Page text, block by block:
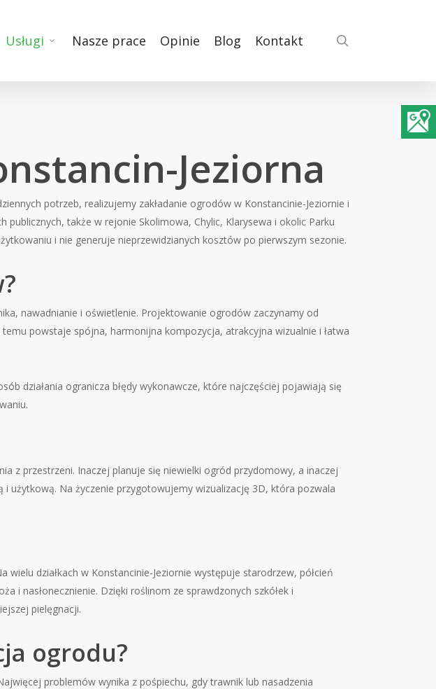
Usługi Nasze prace Opinie Blog Kontakt
Jeziorna
potrzeb, realizujemy zakładanie ogrodów w Konstancinie-Jeziornie i
także w rejonie Skolimowa, Chylic, Klarysewa i okolic Parku
i nie generuje nieprzewidzianych kosztów po pierwszym sezonie.
nawadnianie i oświetlenie. Projektowanie ogrodów zaczynamy od
powstaje spójna, harmonijna kompozycja, atrakcyjna wizualnie i łatwa
działania ogranicza błędy wykonawcze, które najczęściej pojawiają się
z przestrzeni. Inaczej planuje się niewielki ogród przydomowy, a inaczej
użytkową. Na życzenie przygotowujemy wizualizację 3D, która pozwala
działkach w Konstancinie-Jeziornie występuje starodrzew, półcień
i nasłonecznienie. Dzięki roślinom ze sprawdzonych szkółek i
pielęgnacji.
ogrodu?
problemów wynika z pośpiechu, gdy trawnik lub nasadzenia